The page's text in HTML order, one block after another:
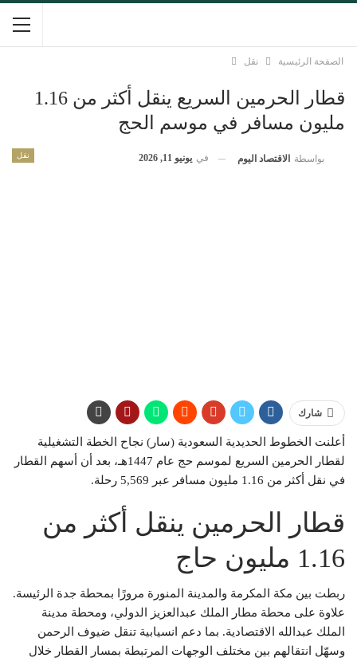
الصفحة الرئيسية نقل
قطار الحرمين السريع ينقل أكثر من 1.16
مليون مسافر في موسم الحج
نقل بواسطة الاقتصاد اليوم في يونيو 11, 2026
شارك
أعلنت الخطوط الحديدية السعودية (سار) نجاح الخطة التشغيلية
لقطار الحرمين السريع لموسم حج عام 1447هـ، بعد أن أسهم القطار
في نقل أكثر من 1.16 مليون مسافر عبر 5,569 رحلة.
قطار الحرمين ينقل أكثر من
1.16 مليون حاج
ربطت بين مكة المكرمة والمدينة المنورة مرورًا بمحطة جدة الرئيسة.
علاوة على محطة مطار الملك عبدالعزيز الدولي، ومحطة مدينة
الملك عبدالله الاقتصادية. بما دعم انسيابية تنقل ضيوف الرحمن
وسهّل انتقالهم بين مختلف الوجهات المرتبطة بمسار القطار خلال